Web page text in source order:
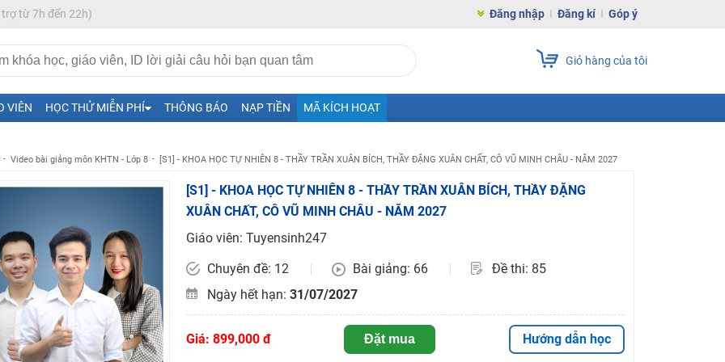
từ 7h đến 22h) Đăng nhập Đăng kí Góp ý
Giỏ hàng của tôi
VIÊN HỌC THỬ MIỄN PHÍ THÔNG BÁO NẠP TIỀN MÃ KÍCH HOẠT
ít nhất 25 điểm
(Từ 16-18/07/2025)
2018
lai!
viên giỏi và nổi tiếng
Video bài giảng môn KHTN - Lớp 8 [S1] - KHOA HỌC TỰ NHIÊN 8 - THẦY TRẦN XUÂN BÍCH, THẦY ĐẶNG XUÂN CHẤT, CÔ VŨ MINH CHÂU - NĂM 2027
[S1] - KHOA HỌC TỰ NHIÊN 8 - THẦY TRẦN XUÂN BÍCH, THẦY ĐẶNG
XUÂN CHẤT, CÔ VŨ MINH CHÂU - NĂM 2027
Giáo viên: Tuyensinh247
Chuyên đề: 12
Bài giảng: 66
Đề thi: 85
Ngày hết hạn: 31/07/2027
Giá: 899,000 đ Đặt mua Hướng dẫn học